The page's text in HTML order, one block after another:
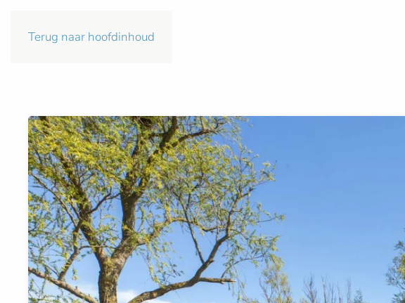
Terug naar hoofdinhoud